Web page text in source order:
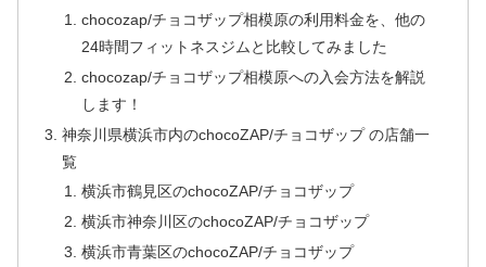
chocozap/チョコザップ相模原の利用料金を、他の
24時間フィットネスジムと比較してみました
chocozap/チョコザップ相模原への入会方法を解説
します！
神奈川県横浜市内のchocoZAP/チョコザップ の店舗一
覧
横浜市鶴見区のchocoZAP/チョコザップ
横浜市神奈川区のchocoZAP/チョコザップ
横浜市青葉区のchocoZAP/チョコザップ